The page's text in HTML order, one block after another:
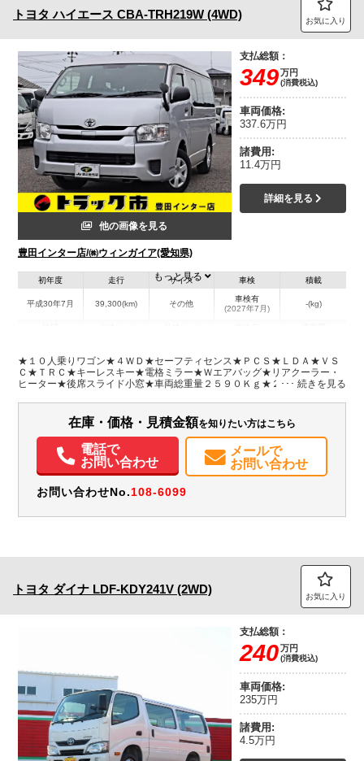
トヨタ ハイエース CBA-TRH219W (4WD) お気に入り
他の画像を見る
豊田インター店/㈱ウィンガイア(愛知県)
支払総額：
349万円
(消費税込)
車両価格:
337.6万円
諸費用:
11.4万円
詳細を見る
初年度
平成30年7月
走行
39,300(km)
サイズ
その他
車検
車検有
(2027年7月)
積載
-(kg)
愛知県
H:2,100
無
パワステ パワーウィンドウ ABS エアバッグ
集中ドアロック
電動格納ミラー
記録簿（一部含む）
取扱説明書（一部含む）
メンテナンスノート（保証書）
もっと見る
★１０人乗りワゴン★４ＷＤ★セーフティセンス★ＰＣＳ★ＬＤＡ★ＶＳ
Ｃ★ＴＲＣ★キーレスキー★電格ミラー★Ｗエアバッグ★リアクーラー・
ヒーター★後席スライド小窓★車両総重量２５９０Ｋｇ★２ＴＲ・１６０
在庫・価格・見積金額を知りたい方はこちら
電話で
お問い合わせ
メールで
お問い合わせ
お問い合わせNo.108-6099
トヨタ ダイナ LDF-KDY241V (2WD) お気に入り
支払総額：
240万円
(消費税込)
車両価格:
235万円
諸費用:
4.5万円